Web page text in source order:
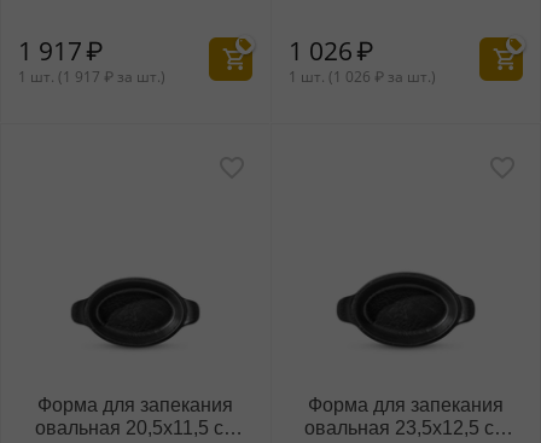
1 917₽
1 шт. (1 917 ₽ за шт.)
1 026₽
1 шт. (1 026 ₽ за шт.)
Форма для запекания
овальная 20,5x11,5 см
Форма для запекания
овальная 23,5x12,5 см